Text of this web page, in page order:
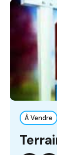
À Vendre